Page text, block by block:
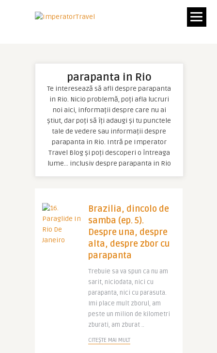
parapanta in Rio
Te interesează să afli despre parapanta
in Rio. Nicio problemă, poți afla lucruri
noi aici, informații despre care nu ai
știut, dar poți să îți adaugi și tu punctele
tale de vedere sau informații despre
parapanta in Rio. Intră pe Imperator
Travel Blog și poți descoperi o întreaga
lume… inclusiv despre parapanta in Rio
Brazilia, dincolo de
samba (ep. 5).
Despre una, despre
alta, despre zbor cu
parapanta
Trebuie sa va spun ca nu am
sarit, niciodata, nici cu
parapanta, nici cu parasuta.
Imi place mult zborul, am
peste un milion de kilometri
zburati, am zburat ..
CITEȘTE MAI MULT